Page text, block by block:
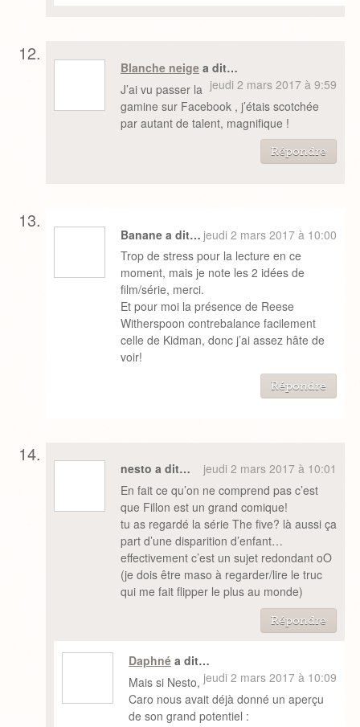
Blanche neigea dit…
jeudi 2 mars 2017 à 9:59
J’ai vu passer la
gamine sur Facebook , j’étais scotchée
par autant de talent, magnifique !
Répondre
Banane a dit… jeudi 2 mars 2017 à 10:00
Trop de stress pour la lecture en ce
moment, mais je note les 2 idées de
film/série, merci.
Et pour moi la présence de Reese
Witherspoon contrebalance facilement
celle de Kidman, donc j’ai assez hâte de
voir!
Répondre
nesto a dit…
jeudi 2 mars 2017 à 10:01
En fait ce qu’on ne comprend pas c’est
que Fillon est un grand comique!
tu as regardé la série The five? là aussi ça
part d’une disparition d’enfant…
effectivement c’est un sujet redondant oO
(je dois être maso à regarder/lire le truc
qui me fait flipper le plus au monde)
Répondre
Daphnéa dit…
jeudi 2 mars 2017 à 10:09
Mais si Nesto,
Caro nous avait déjà donné un aperçu
de son grand potentiel :